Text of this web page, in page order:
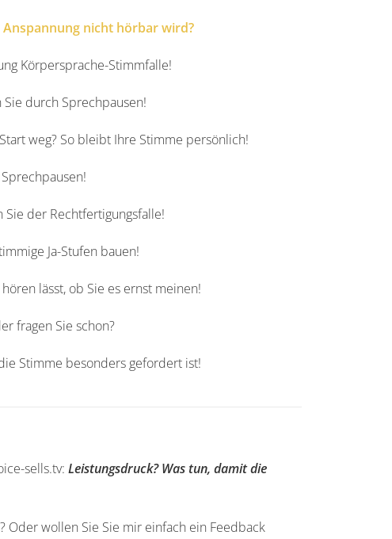
nicht hörbar wird?
Körpersprache-Stimmfalle!
Sie durch Sprechpausen!
weg? So bleibt Ihre Stimme persönlich!
Sie der Rechtfertigungsfalle!
Ja-Stufen bauen!
lässt, ob Sie es ernst meinen!
fragen Sie schon?
Stimme besonders gefordert ist!
sells.tv: Leistungsdruck? Was tun, damit die
Oder wollen Sie Sie mir einfach ein Feedback